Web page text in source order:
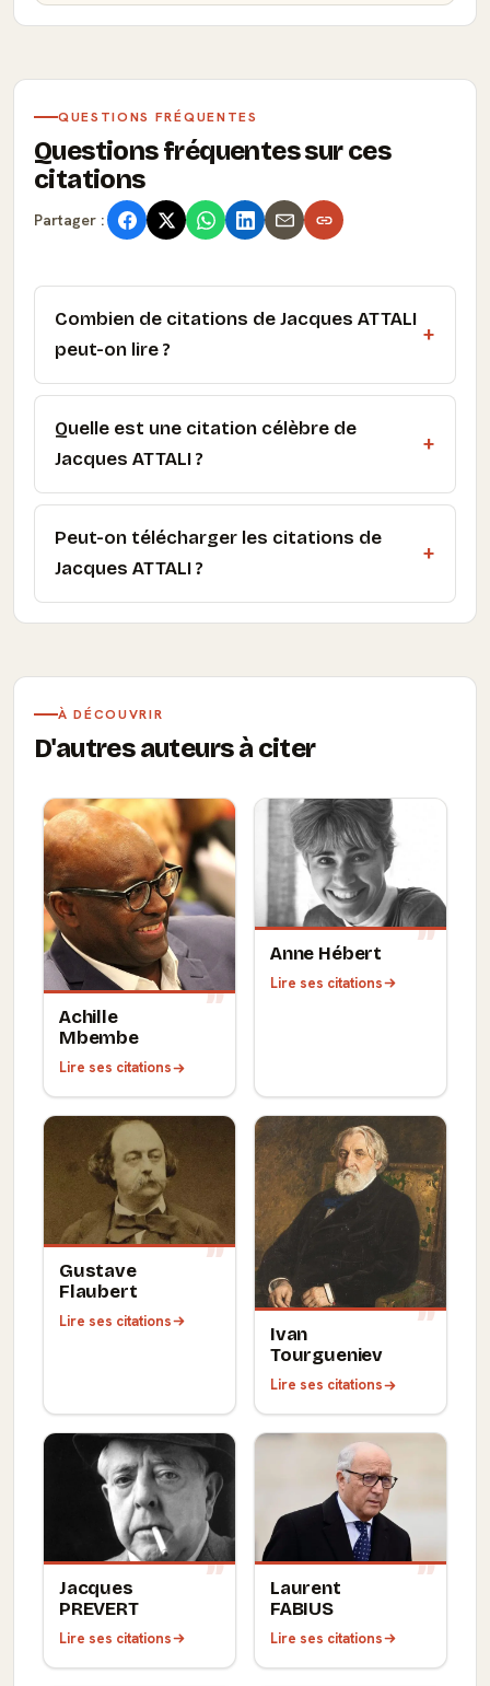
QUESTIONS FRÉQUENTES
Questions fréquentes sur ces
citations
Partager :
Combien de citations de Jacques ATTALI
peut-on lire ?
Quelle est une citation célèbre de
Jacques ATTALI ?
Peut-on télécharger les citations de
Jacques ATTALI ?
À DÉCOUVRIR
D'autres auteurs à citer
Achille
Mbembe
Lire ses citations
Anne Hébert
Lire ses citations
Gustave
Flaubert
Lire ses citations
Ivan
Tourgueniev
Lire ses citations
Jacques
PREVERT
Lire ses citations
Laurent
FABIUS
Lire ses citations